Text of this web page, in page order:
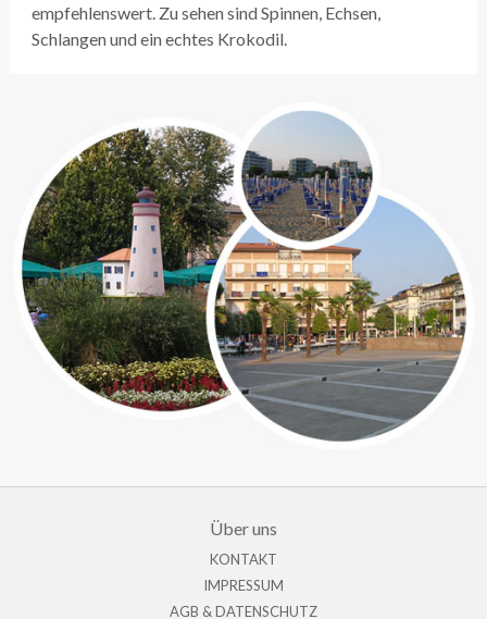
empfehlenswert. Zu sehen sind Spinnen, Echsen,
Schlangen und ein echtes Krokodil.
Über uns
KONTAKT
IMPRESSUM
AGB & DATENSCHUTZ